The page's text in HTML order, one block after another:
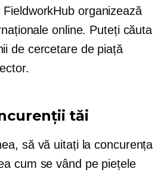
organizează
online. Puteți căuta
de cercetare de piață
tăi
să vă uitați la concurența
cum se vând pe piețele